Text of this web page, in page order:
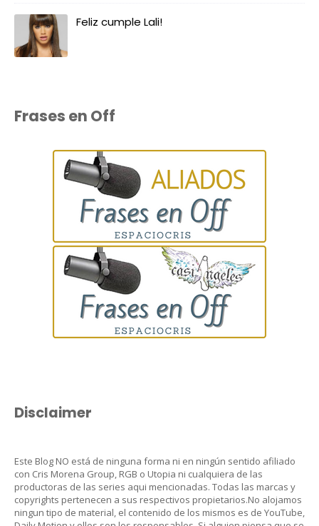
Feliz cumple Lali!
Frases en Off
Disclaimer
Este Blog NO está de ninguna forma ni en ningún sentido afiliado
con Cris Morena Group, RGB o Utopia ni cualquiera de las
productoras de las series aqui mencionadas. Todas las marcas y
copyrights pertenecen a sus respectivos propietarios.No alojamos
ningun tipo de material, el contenido de los mismos es de YouTube,